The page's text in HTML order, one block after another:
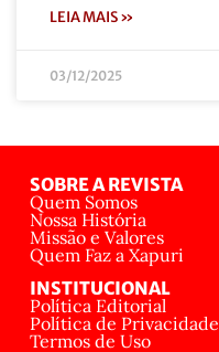
LEIA MAIS »
03/12/2025
SOBRE A REVISTA
Quem Somos
Nossa História
Missão e Valores
Quem Faz a Xapuri
INSTITUCIONAL
Política Editorial
Política de Privacidade
Termos de Uso